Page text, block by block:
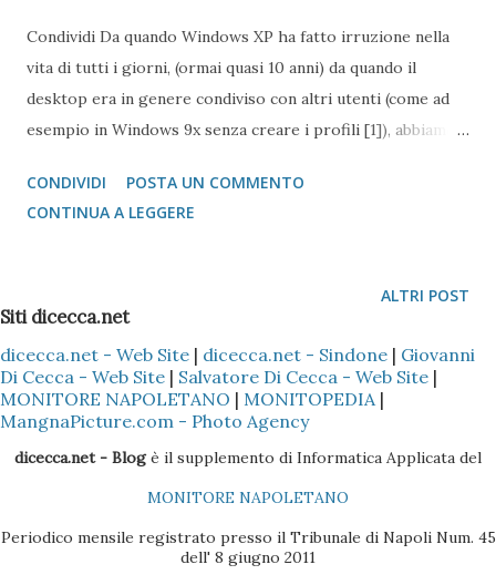
Condividi Da quando Windows XP ha fatto irruzione nella
vita di tutti i giorni, (ormai quasi 10 anni) da quando il
desktop era in genere condiviso con altri utenti (come ad
esempio in Windows 9x senza creare i profili [1]), abbiamo
in scrittura se non si è amminisrtatori. Questo tip è
relativo esclusivamente a Windows XP Professional.
semplificata. Se attiviamo un Account Limitato il sistema
provvederà, in automatico, a proteggere da scrittura tutte
quelle cartelle che non fanno parte del profilo, cioè esclude
dalla scrittura tutte quelle cartelle che non siamo Desktop ,
serio se si usano dei software che per loro struttura
devono accedere a determinate cartelle che non si trovano
in queste tre appena citate., e ci si trova in su un Account
CONDIVIDI
POSTA UN COMMENTO
CONTINUA A LEGGERE
ALTRI POST
Siti dicecca.net
dicecca.net - Web Site | dicecca.net - Sindone | Giovanni
Di Cecca - Web Site | Salvatore Di Cecca - Web Site |
MONITORE NAPOLETANO | MONITOPEDIA |
MangnaPicture.com - Photo Agency
dicecca.net - Blogè il supplemento di Informatica Applicata del
MONITORE NAPOLETANO
Periodico mensile registrato presso il Tribunale di Napoli Num. 45
dell' 8 giugno 2011